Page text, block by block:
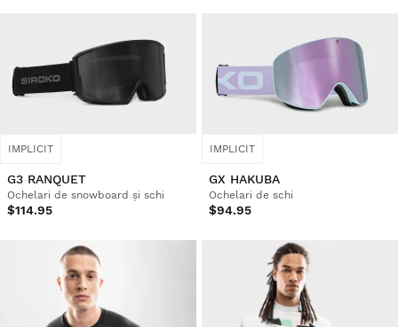
IMPLICIT
G3 RANQUET
Ochelari de snowboard și schi
$114.95
IMPLICIT
GX HAKUBA
Ochelari de schi
$94.95